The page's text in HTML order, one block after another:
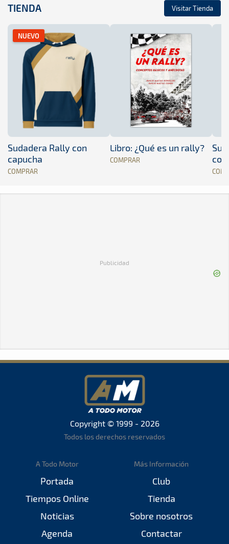
TIENDA Visitar Tienda
NUEVO
Sudadera Rally con
capucha
COMPRAR
Libro: ¿Qué es un rally?
COMPRAR
Publicidad
Copyright © 1999 - 2026
Todos los derechos reservados
A Todo Motor
Portada
Tiempos Online
Noticias
Agenda
Más Información
Club
Tienda
Sobre nosotros
Contactar